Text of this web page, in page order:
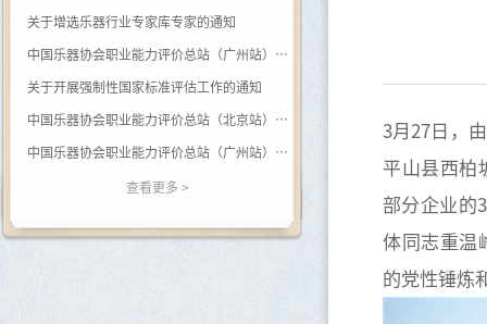
关于增选乐器行业专家库专家的通知
中国乐器协会职业能力评价总站（广州站） 2026年第一批《钢琴及键盘乐器制作工》登记评价通知
关于开展强制性国家标准评估工作的通知
中国乐器协会职业能力评价总站（北京站） 关于开展（黑河学院）钢琴调律师职业等级评价的通知
中国乐器协会职业能力评价总站（广州站） 2026年广西站钢琴调律师等级评价通知
关于举办乐器行业数据价值专题培训的通知
查看更多 >
3月27日，
平山县西柏
部分企业的
体同志重温
的党性锤炼